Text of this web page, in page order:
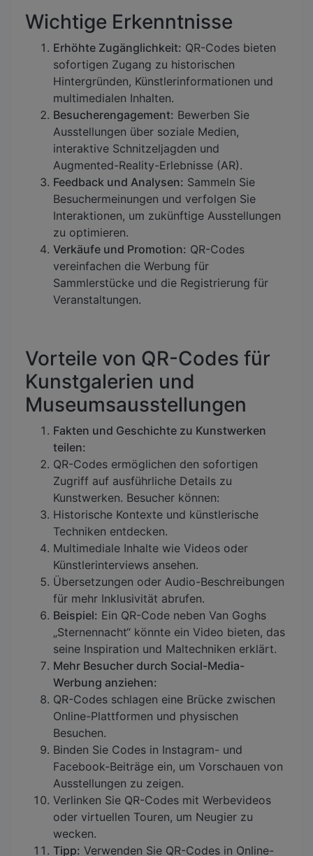
Wichtige Erkenntnisse
Erhöhte Zugänglichkeit: QR-Codes bieten
sofortigen Zugang zu historischen
Hintergründen, Künstlerinformationen und
multimedialen Inhalten.
Besucherengagement: Bewerben Sie
Ausstellungen über soziale Medien,
interaktive Schnitzeljagden und
Augmented-Reality-Erlebnisse (AR).
Feedback und Analysen: Sammeln Sie
Besuchermeinungen und verfolgen Sie
Interaktionen, um zukünftige Ausstellungen
zu optimieren.
Verkäufe und Promotion: QR-Codes
vereinfachen die Werbung für
Sammlerstücke und die Registrierung für
Veranstaltungen.
Vorteile von QR-Codes für
Kunstgalerien und
Museumsausstellungen
Fakten und Geschichte zu Kunstwerken
teilen:
QR-Codes ermöglichen den sofortigen
Zugriff auf ausführliche Details zu
Kunstwerken. Besucher können:
Historische Kontexte und künstlerische
Techniken entdecken.
Multimediale Inhalte wie Videos oder
Künstlerinterviews ansehen.
Übersetzungen oder Audio-Beschreibungen
für mehr Inklusivität abrufen.
Beispiel: Ein QR-Code neben Van Goghs
„Sternennacht“ könnte ein Video bieten, das
seine Inspiration und Maltechniken erklärt.
Mehr Besucher durch Social-Media-
Werbung anziehen:
QR-Codes schlagen eine Brücke zwischen
Online-Plattformen und physischen
Besuchen.
Binden Sie Codes in Instagram- und
Facebook-Beiträge ein, um Vorschauen von
Ausstellungen zu zeigen.
Verlinken Sie QR-Codes mit Werbevideos
oder virtuellen Touren, um Neugier zu
wecken.
Tipp: Verwenden Sie QR-Codes in Online-